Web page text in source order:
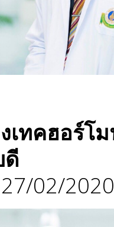
เทคฮอร์โ
02/